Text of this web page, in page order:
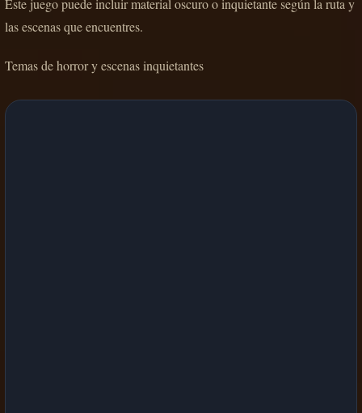
Este juego puede incluir material oscuro o inquietante según la ruta y
las escenas que encuentres.
Temas de horror y escenas inquietantes